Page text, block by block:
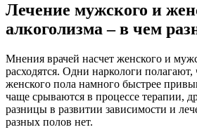
Лечение мужского и
алкоголизма – в чем
Мнения врачей насчет женского и
расходятся. Одни наркологи полагают,
женского пола намного быстрее
чаще срываются в процессе терапии,
разницы в развитии зависимости и
разных полов нет.